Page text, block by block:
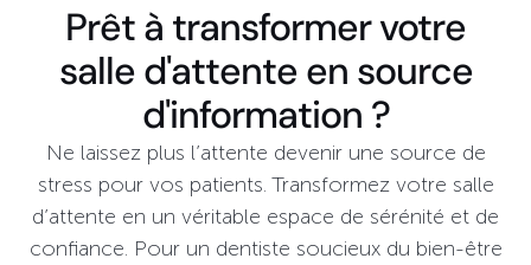
Prêt à transformer votre
salle d'attente en source
d'information ?
Ne laissez plus l’attente devenir une source de
stress pour vos patients. Transformez votre salle
d’attente en un véritable espace de sérénité et de
confiance. Pour un dentiste soucieux du bien-être